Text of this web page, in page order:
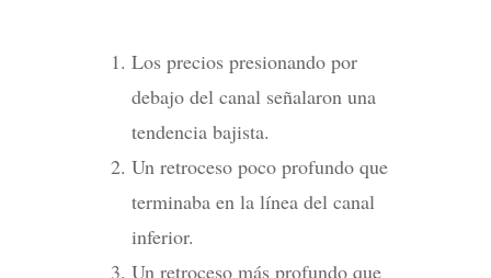
Los precios presionando por
debajo del canal señalaron una
tendencia bajista.
Un retroceso poco profundo que
terminaba en la línea del canal
inferior.
Un retroceso más profundo que